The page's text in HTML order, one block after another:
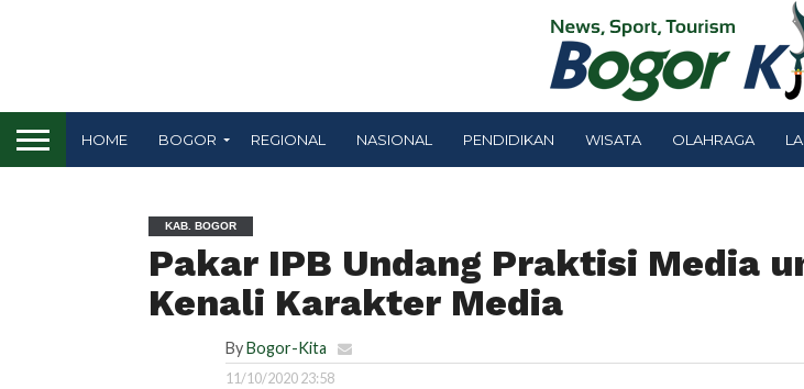
HOME BOGOR REGIONAL NASIONAL PENDIDIKAN WISATA OLAHRAGA
KAB. BOGOR
Pakar IPB Undang Praktisi Media
Kenali Karakter Media
ByBogor-Kita
11/10/2020 23:58